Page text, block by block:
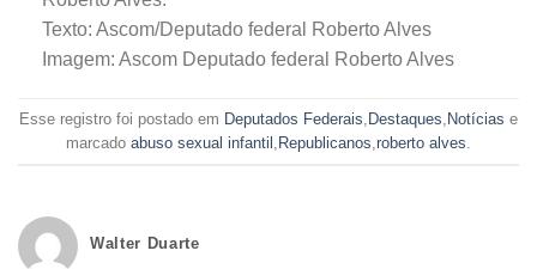
Texto: Ascom/Deputado federal Roberto Alves
Imagem: Ascom Deputado federal Roberto Alves
Esse registro foi postado em Deputados Federais Destaques Notícias e
marcado abuso sexual infantil Republicanos roberto alves
Walter Duarte